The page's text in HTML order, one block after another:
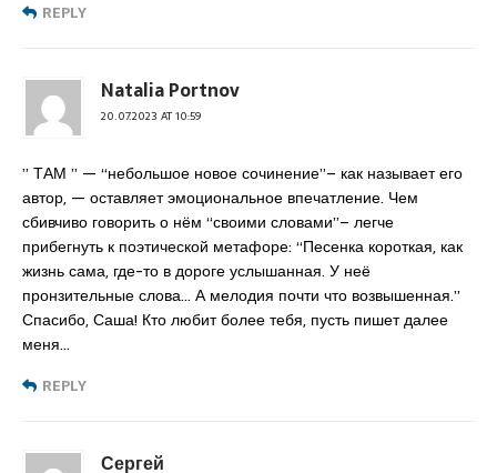
REPLY
Natalia Portnov
20.07.2023 AT 10:59
” ТАМ ” — “небольшое новое сочинение”– как называет его
автор, — оставляет эмоциональное впечатление. Чем
сбивчиво говорить о нём “своими словами”– легче
прибегнуть к поэтической метафоре: “Песенка короткая, как
жизнь сама, где-то в дороге услышанная. У неё
пронзительные слова… А мелодия почти что возвышенная.”
Спасибо, Саша! Кто любит более тебя, пусть пишет далее
меня…
REPLY
Сергей